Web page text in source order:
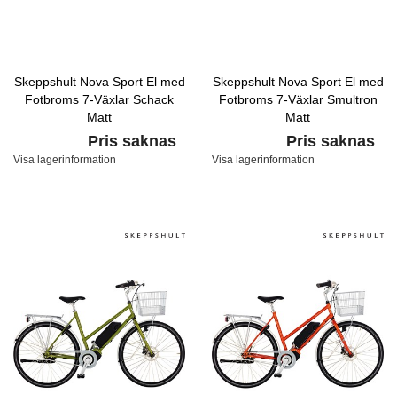
Skeppshult Nova Sport El med
Fotbroms 7-Växlar Schack
Matt
Pris saknas
Visa lagerinformation
Skeppshult Nova Sport El med
Fotbroms 7-Växlar Smultron
Matt
Pris saknas
Visa lagerinformation